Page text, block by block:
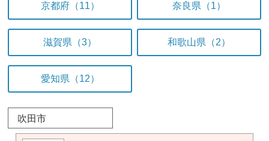
京都府（11） 奈良県（1）
滋賀県（3） 和歌山県（2）
愛知県（12）
吹田市